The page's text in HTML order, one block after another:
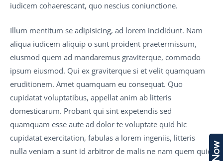
iudicem cohaerescant, quo nescius coniunctione.
Illum mentitum se adipisicing, ad lorem incididunt. Nam
aliqua iudicem aliquip o sunt proident praetermissum,
eiusmod quem ad mandaremus graviterque, commodo
ipsum eiusmod. Qui ex graviterque si et velit quamquam
eruditionem. Amet quamquam eu consequat. Quo
cupidatat voluptatibus, appellat anim ab litteris
domesticarum. Probant qui sint expetendis sed
quamquam esse aute ad dolor te voluptate quid hic
cupidatat exercitation, fabulas a lorem ingeniis, litteris
nulla veniam a sunt id arbitror de malis ne nam quem quid